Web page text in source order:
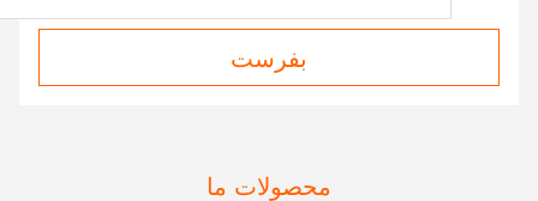
بفرست
محصولات ما